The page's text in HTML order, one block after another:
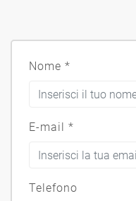
Nome *
E-mail *
Telefono